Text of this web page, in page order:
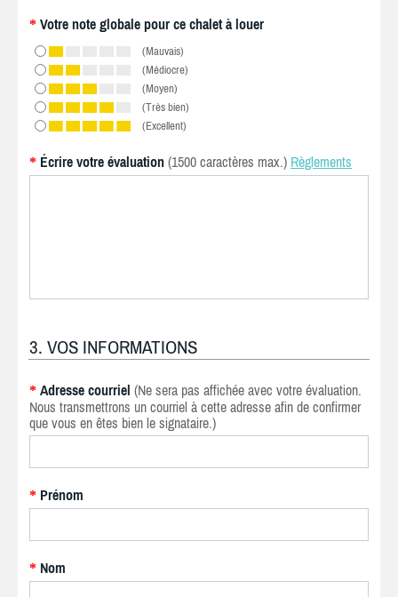
* Votre note globale pour ce chalet à louer
(Mauvais)
(Médiocre)
(Moyen)
(Très bien)
(Excellent)
* Écrire votre évaluation (1500 caractères max.) Règlements
3. VOS INFORMATIONS
* Adresse courriel (Ne sera pas affichée avec votre évaluation.
Nous transmettrons un courriel à cette adresse afin de confirmer
que vous en êtes bien le signataire.)
* Prénom
* Nom